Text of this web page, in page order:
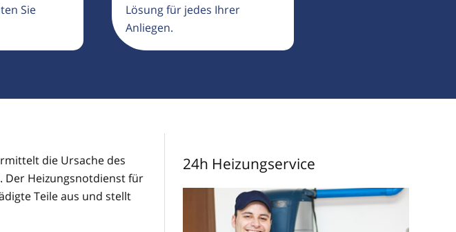
Sie
Lösung für jedes Ihrer
Anliegen.
die Ursache des
Der Heizungsnotdienst für
Teile aus und stellt
24h Heizungservice